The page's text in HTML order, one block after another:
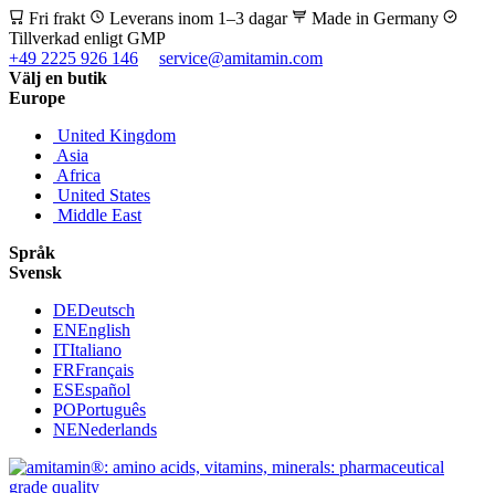
Fri frakt Leverans inom 1–3 dagar
Made in Germany
Tillverkad enligt GMP
+49 2225 926 146
service@amitamin.com
Välj en butik
Europe
United Kingdom
Asia
Africa
United States
Middle East
Språk
Svensk
DEDeutsch
ENEnglish
ITItaliano
FRFrançais
ESEspañol
POPortuguês
NENederlands